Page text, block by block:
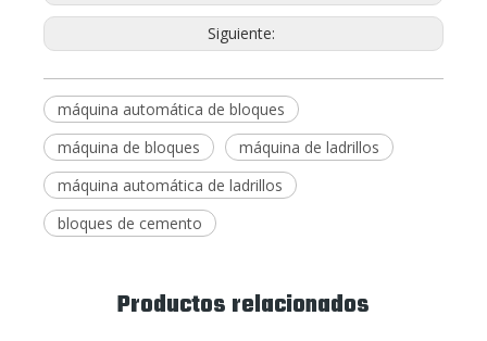
Siguiente:
máquina automática de bloques
máquina de bloques
máquina de ladrillos
máquina automática de ladrillos
bloques de cemento
Productos relacionados